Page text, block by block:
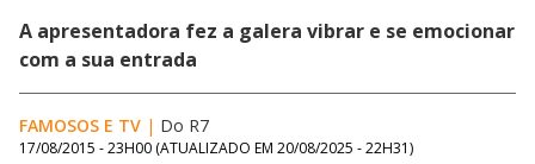
A apresentadora fez a galera vibrar e se emocionar
com a sua entrada
FAMOSOS E TV | Do R7
17/08/2015 - 23H00 (ATUALIZADO EM 20/08/2025 - 22H31)